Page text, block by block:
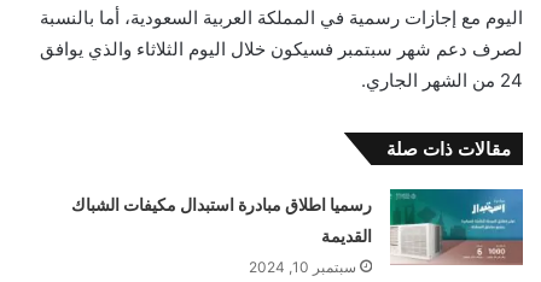
اليوم مع إجازات رسمية في المملكة العربية السعودية، أما بالنسبة
لصرف دعم شهر سبتمبر فسيكون خلال اليوم الثلاثاء والذي يوافق
24 من الشهر الجاري.
مقالات ذات صلة
رسميا اطلاق مبادرة استبدال مكيفات الشباك
القديمة
سبتمبر 10, 2024